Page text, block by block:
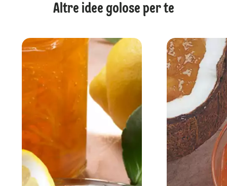
Altre idee golose per te